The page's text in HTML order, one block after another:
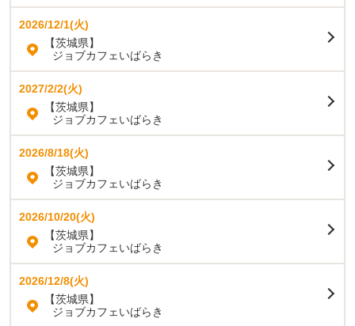
2026/12/1(火)
【茨城県】
ジョブカフェいばらき
2027/2/2(火)
【茨城県】
ジョブカフェいばらき
2026/8/18(火)
【茨城県】
ジョブカフェいばらき
2026/10/20(火)
【茨城県】
ジョブカフェいばらき
2026/12/8(火)
【茨城県】
ジョブカフェいばらき